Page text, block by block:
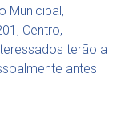
Municipal,
Centro,
terão a
antes